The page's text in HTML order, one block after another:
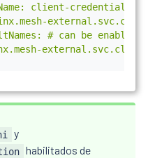
client-credential #
# can be enabled
y
habilitados de